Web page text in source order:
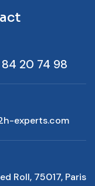
84 20 74 98
experts.com
Roll, 75017, Paris